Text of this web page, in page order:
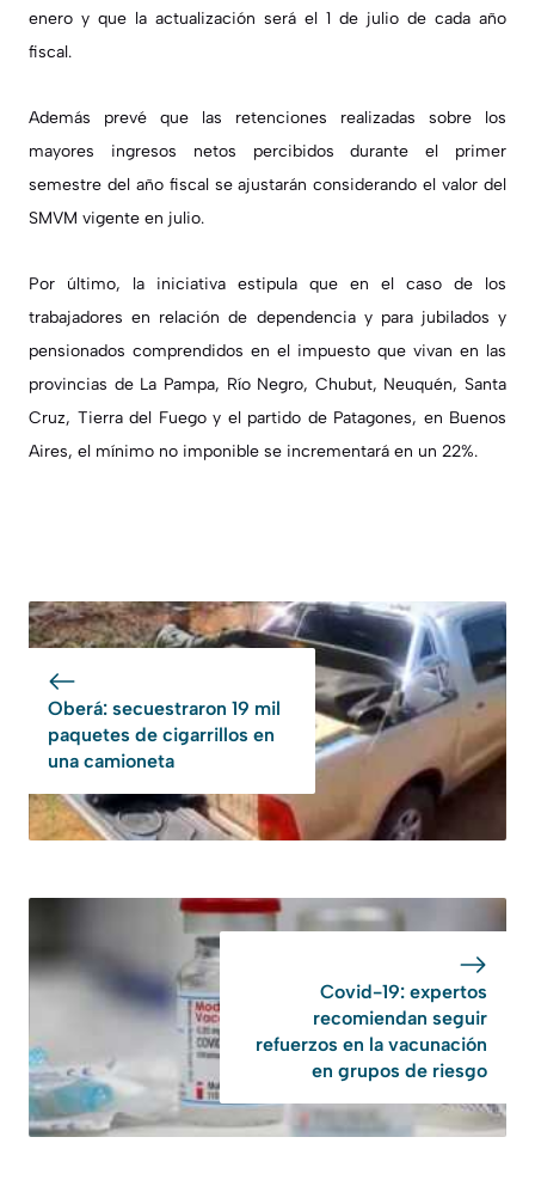
enero y que la actualización será el 1 de julio de cada año
fiscal.
Además prevé que las retenciones realizadas sobre los
mayores ingresos netos percibidos durante el primer
semestre del año fiscal se ajustarán considerando el valor del
SMVM vigente en julio.
Por último, la iniciativa estipula que en el caso de los
trabajadores en relación de dependencia y para jubilados y
pensionados comprendidos en el impuesto que vivan en las
provincias de La Pampa, Río Negro, Chubut, Neuquén, Santa
Cruz, Tierra del Fuego y el partido de Patagones, en Buenos
Aires, el mínimo no imponible se incrementará en un 22%.
Oberá: secuestraron 19 mil
paquetes de cigarrillos en
una camioneta
Covid-19: expertos
recomiendan seguir
refuerzos en la vacunación
en grupos de riesgo